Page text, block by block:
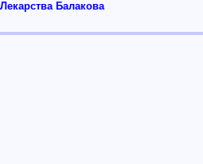
Лекарства Балакова